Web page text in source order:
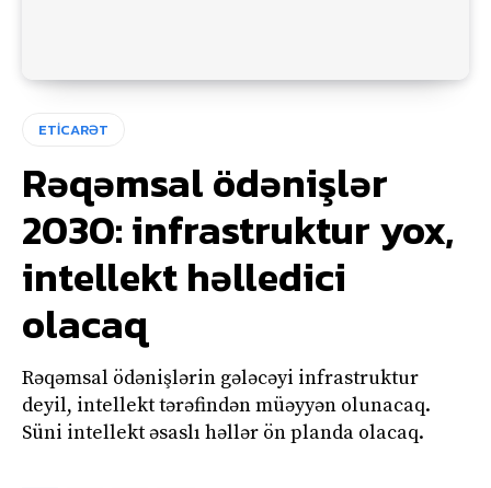
ETİCARƏT
Rəqəmsal ödənişlər
2030: infrastruktur yox,
intellekt həlledici
olacaq
Rəqəmsal ödənişlərin gələcəyi infrastruktur
deyil, intellekt tərəfindən müəyyən olunacaq.
Süni intellekt əsaslı həllər ön planda olacaq.